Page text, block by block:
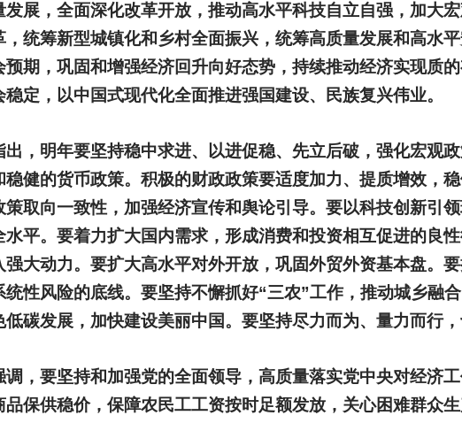
发展，全面深化改革开放，推动高水平科技自立自强，加大
，统筹新型城镇化和乡村全面振兴，统筹高质量发展和高水
预期，巩固和增强经济回升向好态势，持续推动经济实现质
稳定，以中国式现代化全面推进强国建设、民族复兴伟业。
出，明年要坚持稳中求进、以进促稳、先立后破，强化宏观
稳健的货币政策。积极的财政政策要适度加力、提质增效，
策取向一致性，加强经济宣传和舆论引导。要以科技创新引
水平。要着力扩大国内需求，形成消费和投资相互促进的良
强大动力。要扩大高水平对外开放，巩固外贸外资基本盘。
统性风险的底线。要坚持不懈抓好“三农”工作，推动城乡融
低碳发展，加快建设美丽中国。要坚持尽力而为、量力而行，
调，要坚持和加强党的全面领导，高质量落实党中央对经济
品保供稳价，保障农民工工资按时足额发放，关心困难群众